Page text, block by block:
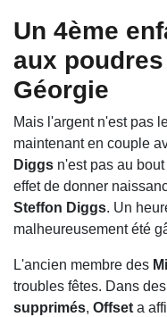
Un 4ème
aux
Géorgie
Mais l'argent n'est pas
maintenant en couple
Diggs n'est pas au
effet de donner
Steffon Diggs. Un
malheureusement été
L'ancien membre des
troubles fêtes. Dans des
supprimés, Offset a